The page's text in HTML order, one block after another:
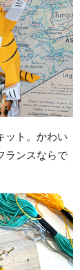
ット。かわい
ランスならで